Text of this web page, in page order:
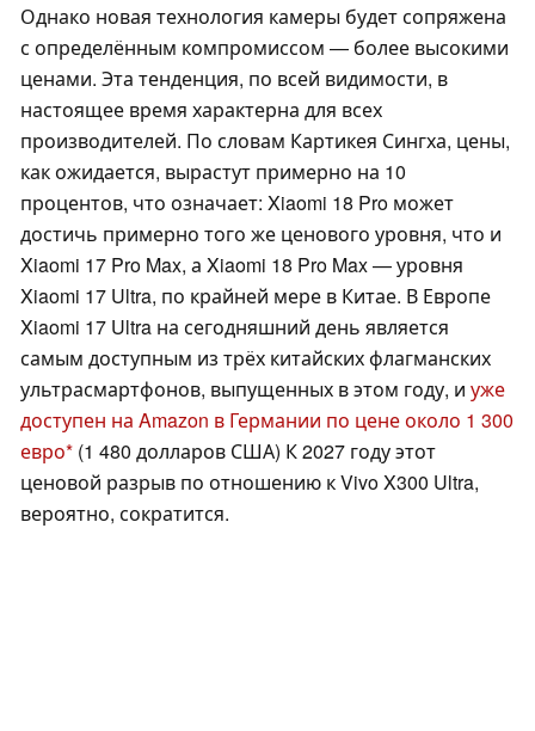
Однако новая технология камеры будет сопряжена
с определённым компромиссом — более высокими
ценами. Эта тенденция, по всей видимости, в
настоящее время характерна для всех
производителей. По словам Картикея Сингха, цены,
как ожидается, вырастут примерно на 10
процентов, что означает: Xiaomi 18 Pro может
достичь примерно того же ценового уровня, что и
Xiaomi 17 Pro Max, а Xiaomi 18 Pro Max — уровня
Xiaomi 17 Ultra, по крайней мере в Китае. В Европе
Xiaomi 17 Ultra на сегодняшний день является
самым доступным из трёх китайских флагманских
ультрасмартфонов, выпущенных в этом году, и уже
доступен на Amazon в Германии по цене около 1 300
евро (1 480 долларов США) К 2027 году этот
ценовой разрыв по отношению к Vivo X300 Ultra,
вероятно, сократится.